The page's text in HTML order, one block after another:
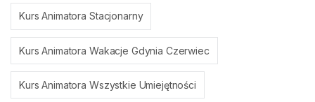
Kurs Animatora Stacjonarny
Kurs Animatora Wakacje Gdynia Czerwiec
Kurs Animatora Wszystkie Umiejętności